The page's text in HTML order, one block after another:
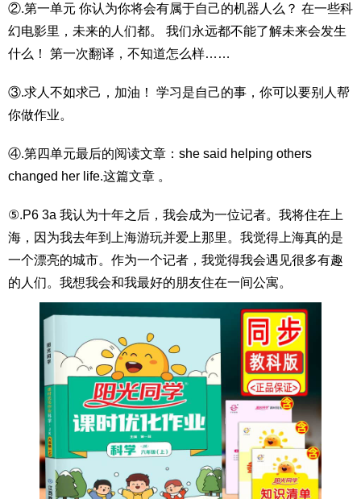
②.第一单元 你认为你将会有属于自己的机器人么？ 在一些科
幻电影里，未来的人们都。 我们永远都不能了解未来会发生
什么！ 第一次翻译，不知道怎么样……
③.求人不如求己，加油！ 学习是自己的事，你可以要别人帮
你做作业。
④.第四单元最后的阅读文章：she said helping others
changed her life.这篇文章 。
⑤.P6 3a 我认为十年之后，我会成为一位记者。我将住在上
海，因为我去年到上海游玩并爱上那里。我觉得上海真的是
一个漂亮的城市。作为一个记者，我觉得我会遇见很多有趣
的人们。我想我会和我最好的朋友住在一间公寓。